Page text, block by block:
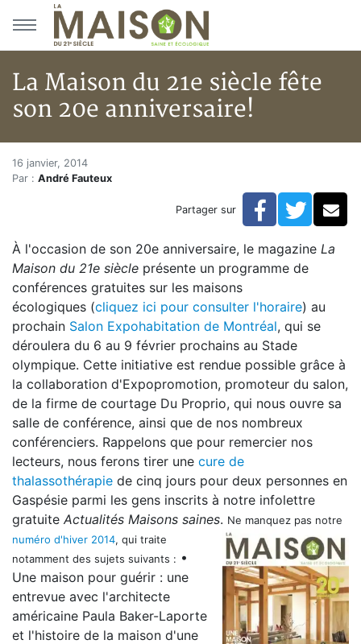
Aller au menu principal
Aller au contenu principal
La Maison du 21e siècle fête
son 20e anniversaire!
Accueil
Articles
La Maison du 21e siècle fête son 20e anniversaire!
La Maison du 21e siècle fête
16 janvier, 2014
Par : André Fauteux
Partager sur Facebook
À l'occasion de son 20e anniversaire, le magazine La
Maison du 21e siècle présente un programme de
conférences gratuites sur les maisons
écologiques (cliquez ici pour consulter l'horaire) au
prochain Salon Expohabitation de Montréal, qui se
déroulera du 6 au 9 février prochains au Stade
olympique. Cette initiative est rendue possible grâce à
la collaboration d'Expopromotion, promoteur du salon,
de la firme de courtage Du Proprio, qui nous ouvre sa
salle de conférence, ainsi que de nos nombreux
conférenciers. Rappelons que pour remercier nos
lecteurs, nous ferons tirer une cure de
thalassothérapie de cinq jours pour deux personnes en
Gaspésie parmi les gens inscrits à notre infolettre
gratuite Actualités Maisons saines. Ne manquez pas notre
numéro d'hiver 2014, qui traite
notamment des sujets suivants : •
Une maison pour guérir : une
entrevue avec l'architecte
américaine Paula Baker-Laporte
et l'histoire de la maison d'une